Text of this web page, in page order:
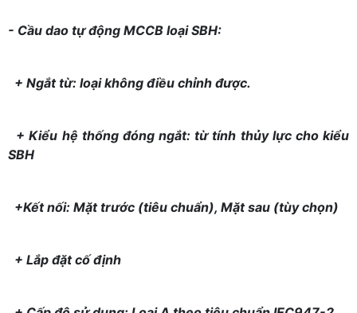
- Cầu dao tự động MCCB loại SBH:
+ Ngắt từ: loại không điều chỉnh được.
+ Kiểu hệ thống đóng ngắt: từ tính thủy lực cho kiểu
SBH
+Kết nối: Mặt trước (tiêu chuẩn), Mặt sau (tùy chọn)
+ Lắp đặt cố định